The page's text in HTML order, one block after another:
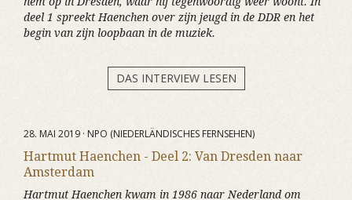
deel 1 spreekt Haenchen over zijn jeugd in de DDR en het
begin van zijn loopbaan in de muziek.
DAS INTERVIEW LESEN
28. MAI 2019 · NPO (NIEDERLÄNDISCHES FERNSEHEN)
Hartmut Haenchen - Deel 2: Van Dresden naar
Amsterdam
Hartmut Haenchen kwam in 1986 naar Nederland om